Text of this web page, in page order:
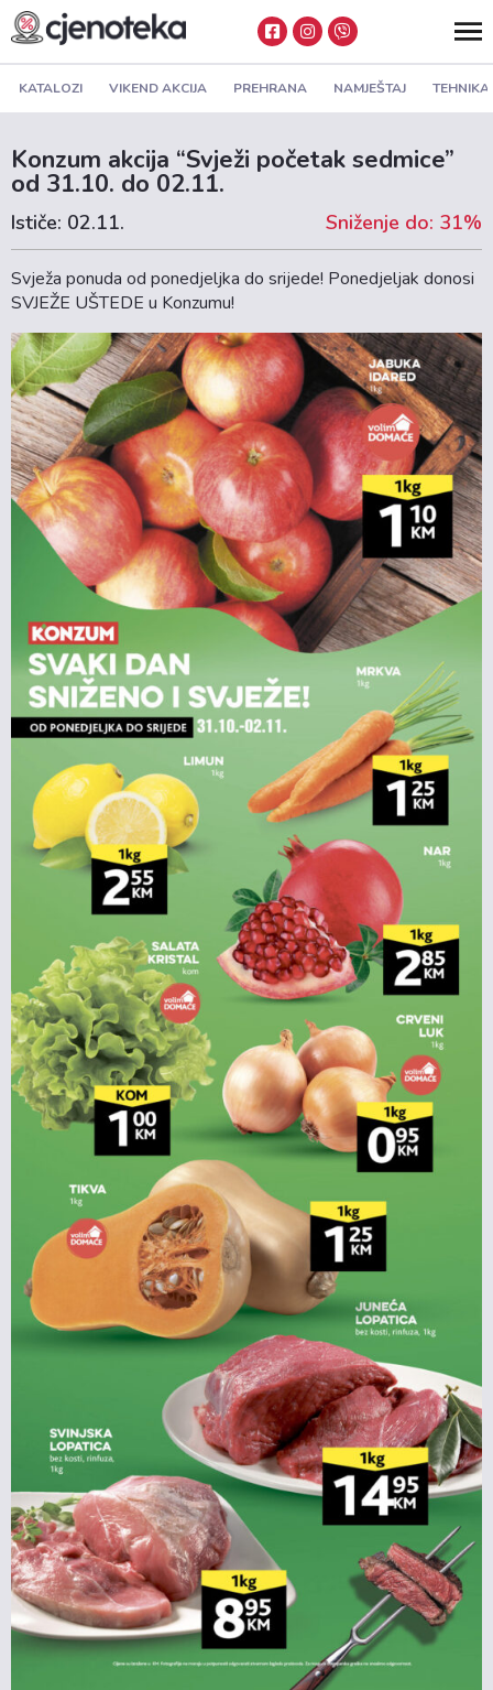
KATALOZI VIKEND AKCIJA PREHRANA NAMJEŠTAJ TEHNIKA
Konzum akcija “Svježi početak sedmice”
od 31.10. do 02.11.
Ističe: 02.11. Sniženje do: 31%
Svježa ponuda od ponedjeljka do srijede! Ponedjeljak donosi
SVJEŽE UŠTEDE u Konzumu!